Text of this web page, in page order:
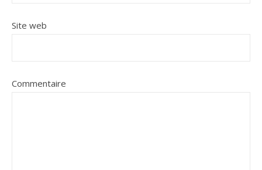
Site web
Commentaire